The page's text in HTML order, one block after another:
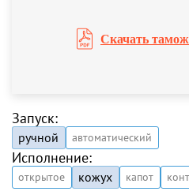
Скачать
Запуск:
ручной автоматический
Исполнение:
открытое кожух капот